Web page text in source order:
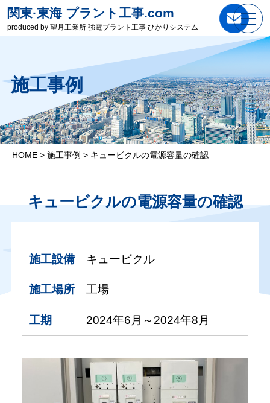
関東·東海 プラント工事.com
produced by 望月工業所 強電プラント工事 ひかりシステム
施工事例
HOME > 施工事例 > キュービクルの電源容量の確認
キュービクルの電源容量の確認
施工設備 キュービクル
施工場所 工場
工期 2024年6月～2024年8月